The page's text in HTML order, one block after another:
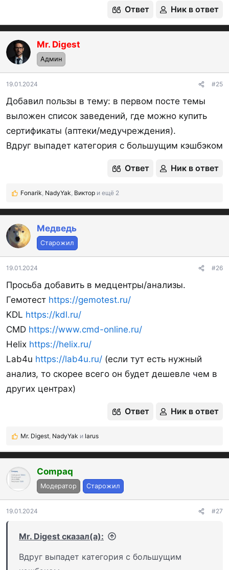
Ответ Ник в ответ
Mr. Digest
Админ
19.01.2024 #25
Добавил пользы в тему: в первом посте темы
выложен список заведений, где можно купить
сертификаты (аптеки/медучреждения).
Вдруг выпадет категория с большущим кэшбэком
Ответ Ник в ответ
Р
е
а
к
ц
и
и
:
Fonarik, NadyYak, Виктор и ещё 2
Медведь
Старожил
19.01.2024 #26
Просьба добавить в медцентры/анализы.
Гемотест https://gemotest.ru/
KDL https://kdl.ru/
CMD https://www.cmd-online.ru/
Helix https://helix.ru/
Lab4u https://lab4u.ru/ (если тут есть нужный
анализ, то скорее всего он будет дешевле чем в
других центрах)
Ответ Ник в ответ
Р
е
а
к
ц
и
и
:
Mr. Digest, NadyYak и larus
Compaq
Модератор Старожил
19.01.2024 #27
Mr. Digest сказал(а):
Вдруг выпадет категория с большущим